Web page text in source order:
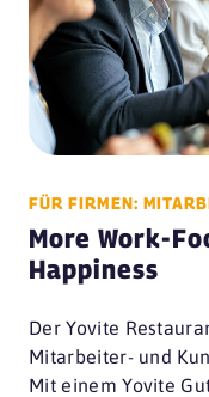
FÜR FIRMEN:
More Work-
Happiness
Der Yovite
Mitarbeiter- und
Mit einem Yovite